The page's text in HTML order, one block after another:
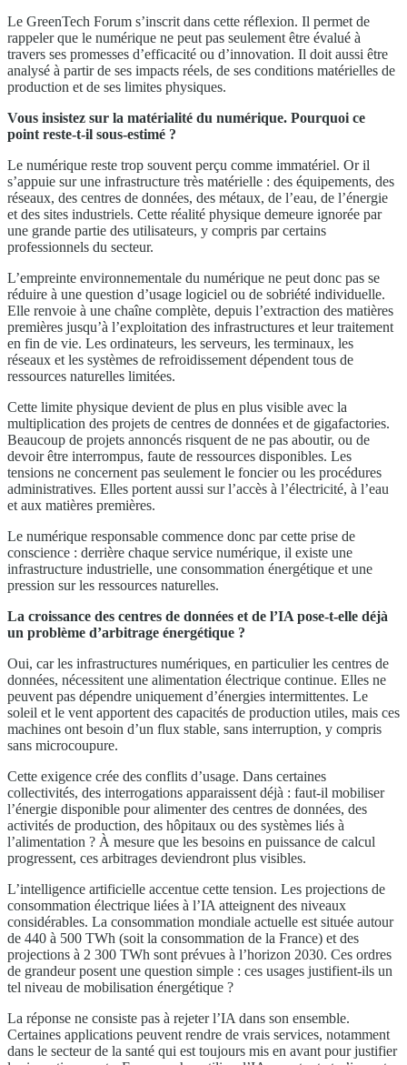
Le GreenTech Forum s’inscrit dans cette réflexion. Il permet de
rappeler que le numérique ne peut pas seulement être évalué à
travers ses promesses d’efficacité ou d’innovation. Il doit aussi être
analysé à partir de ses impacts réels, de ses conditions matérielles de
production et de ses limites physiques.
Vous insistez sur la matérialité du numérique. Pourquoi ce
point reste-t-il sous-estimé ?
Le numérique reste trop souvent perçu comme immatériel. Or il
s’appuie sur une infrastructure très matérielle : des équipements, des
réseaux, des centres de données, des métaux, de l’eau, de l’énergie
et des sites industriels. Cette réalité physique demeure ignorée par
une grande partie des utilisateurs, y compris par certains
professionnels du secteur.
L’empreinte environnementale du numérique ne peut donc pas se
réduire à une question d’usage logiciel ou de sobriété individuelle.
Elle renvoie à une chaîne complète, depuis l’extraction des matières
premières jusqu’à l’exploitation des infrastructures et leur traitement
en fin de vie. Les ordinateurs, les serveurs, les terminaux, les
réseaux et les systèmes de refroidissement dépendent tous de
ressources naturelles limitées.
Cette limite physique devient de plus en plus visible avec la
multiplication des projets de centres de données et de gigafactories.
Beaucoup de projets annoncés risquent de ne pas aboutir, ou de
devoir être interrompus, faute de ressources disponibles. Les
tensions ne concernent pas seulement le foncier ou les procédures
administratives. Elles portent aussi sur l’accès à l’électricité, à l’eau
et aux matières premières.
Le numérique responsable commence donc par cette prise de
conscience : derrière chaque service numérique, il existe une
infrastructure industrielle, une consommation énergétique et une
pression sur les ressources naturelles.
La croissance des centres de données et de l’IA pose-t-elle déjà
un problème d’arbitrage énergétique ?
Oui, car les infrastructures numériques, en particulier les centres de
données, nécessitent une alimentation électrique continue. Elles ne
peuvent pas dépendre uniquement d’énergies intermittentes. Le
soleil et le vent apportent des capacités de production utiles, mais ces
machines ont besoin d’un flux stable, sans interruption, y compris
sans microcoupure.
Cette exigence crée des conflits d’usage. Dans certaines
collectivités, des interrogations apparaissent déjà : faut-il mobiliser
l’énergie disponible pour alimenter des centres de données, des
activités de production, des hôpitaux ou des systèmes liés à
l’alimentation ? À mesure que les besoins en puissance de calcul
progressent, ces arbitrages deviendront plus visibles.
L’intelligence artificielle accentue cette tension. Les projections de
consommation électrique liées à l’IA atteignent des niveaux
considérables. La consommation mondiale actuelle est située autour
de 440 à 500 TWh (soit la consommation de la France) et des
projections à 2 300 TWh sont prévues à l’horizon 2030. Ces ordres
de grandeur posent une question simple : ces usages justifient-ils un
tel niveau de mobilisation énergétique ?
La réponse ne consiste pas à rejeter l’IA dans son ensemble.
Certaines applications peuvent rendre de vrais services, notamment
dans le secteur de la santé qui est toujours mis en avant pour justifier